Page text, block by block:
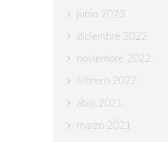
junio 2023
diciembre 2022
noviembre 2022
febrero 2022
abril 2021
marzo 2021